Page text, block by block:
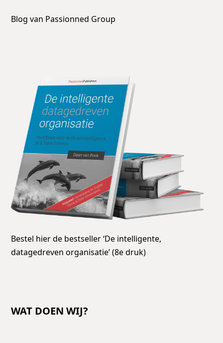
Blog van Passionned Group
Bestel hier de bestseller ‘De intelligente,
datagedreven organisatie’ (8e druk)
WAT DOEN WIJ?